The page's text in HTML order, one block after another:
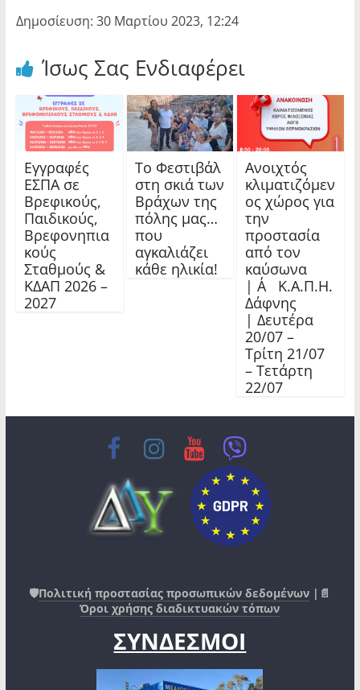
Δημοσίευση: 30 Μαρτίου 2023, 12:24
Ίσως Σας Ενδιαφέρει
Εγγραφές
ΕΣΠΑ σε
Βρεφικούς,
Παιδικούς,
Βρεφονηπια
κούς
Σταθμούς &
ΚΔΑΠ 2026 –
2027
Το Φεστιβάλ
στη σκιά των
Βράχων της
πόλης μας…
που
αγκαλιάζει
κάθε ηλικία!
Ανοιχτός
κλιματιζόμεν
ος χώρος για
την
προστασία
από τον
καύσωνα
| Α΄ Κ.Α.Π.Η.
Δάφνης
| Δευτέρα
20/07 –
Τρίτη 21/07
– Τετάρτη
22/07
🛡️Πολιτική προστασίας προσωπικών δεδομένων |📄
Όροι χρήσης διαδικτυακών τόπων
ΣΥΝΔΕΣΜΟΙ